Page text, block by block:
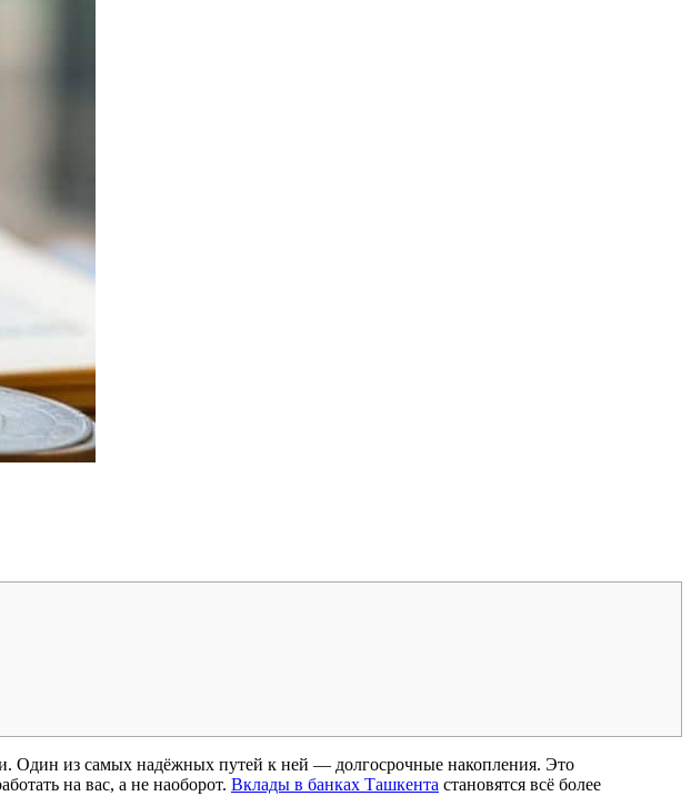
Один из самых надёжных путей к ней — долгосрочные накопления. Это
на вас, а не наоборот. Вклады в банках Ташкента становятся всё более